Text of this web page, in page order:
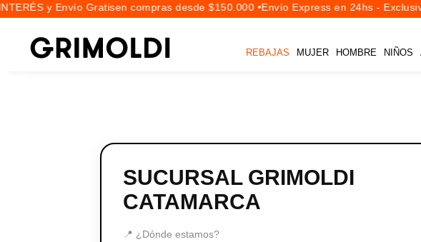
REBAJAS MUJER HOMBRE NIÑOS
y Envío Gratisen compras desde $150.000 • Envío Express en 24hs -
SUCURSAL GRIMOLDI
CATAMARCA
📍 ¿Dónde estamos?